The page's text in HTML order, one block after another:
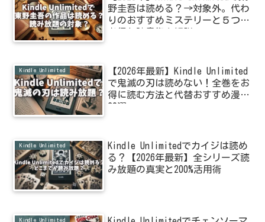
野圭吾は読める？→対象外。代わ
りのおすすめミステリーと５つの
Kindle Unlimited
【2026年最新】Kindle Unlimited
で鬼滅の刃は読めない！全巻をお
得に読む方法と代替おすすめ漫画
30選
Kindle Unlimited
Kindle Unlimitedでカイジは読め
る？【2026年最新】全シリーズ読
み放題の真実と200%活用術
Kindle Unlimited